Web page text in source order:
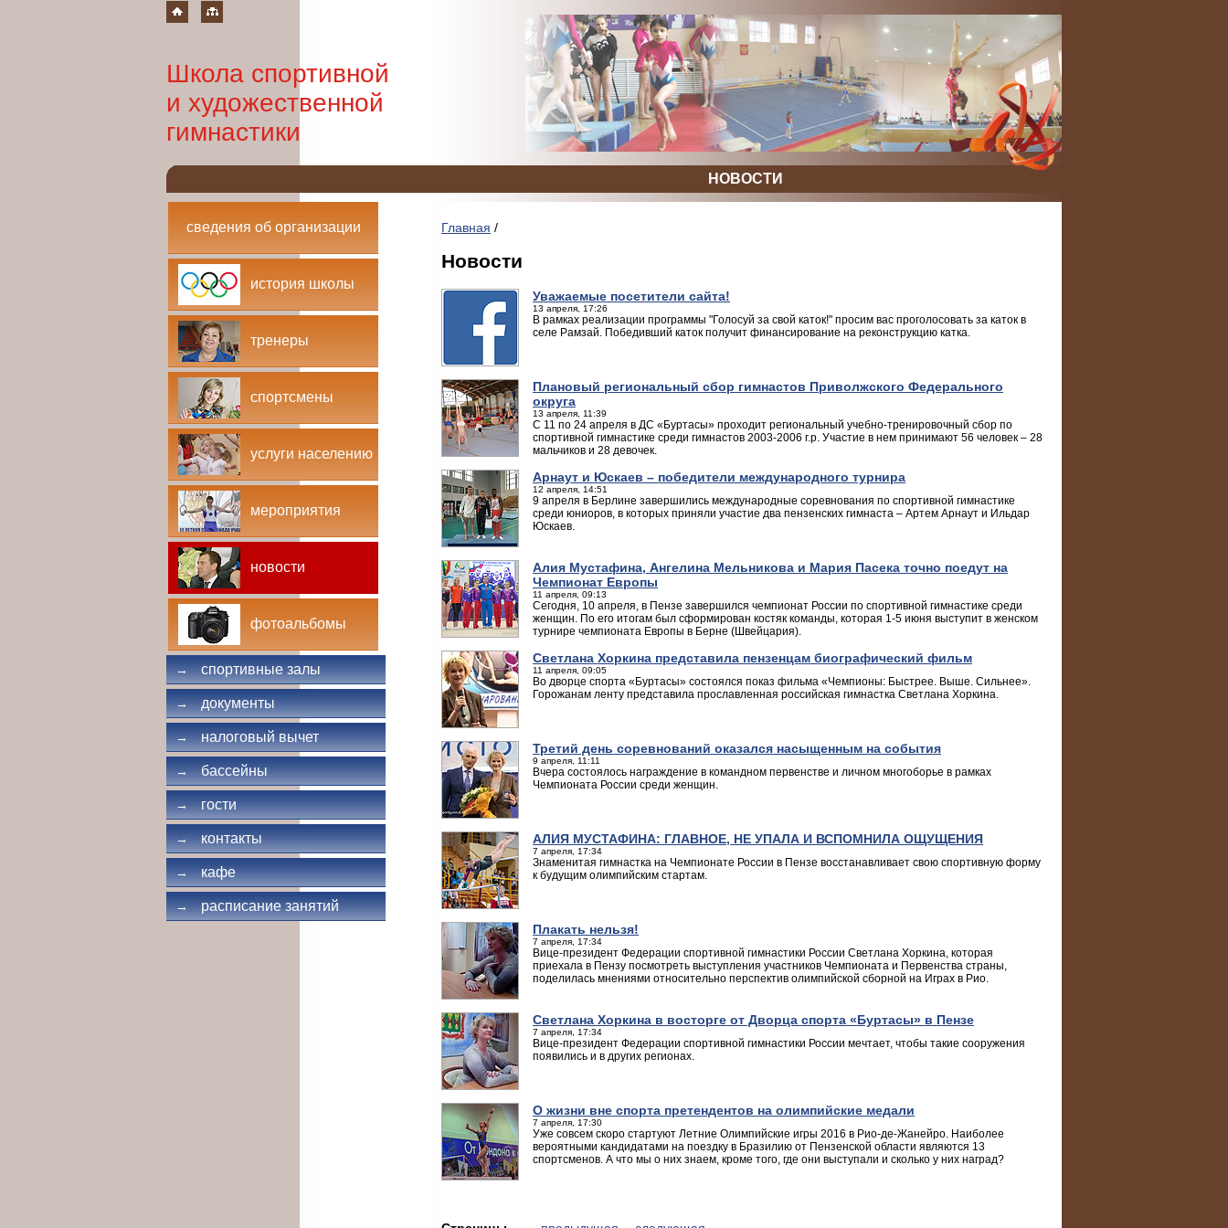
Школа спортивной
и художественной
гимнастики
НОВОСТИ
сведения об организации
история школы
тренеры
спортсмены
услуги населению
мероприятия
новости
фотоальбомы
→ спортивные залы
→ документы
→ налоговый вычет
→ бассейны
→ гости
→ контакты
→ кафе
→ расписание занятий
Главная /
Новости
Уважаемые посетители сайта!
13 апреля, 17:26
В рамках реализации программы "Голосуй за свой каток!" просим вас проголосовать за каток в
селе Рамзай. Победивший каток получит финансирование на реконструкцию катка.
Плановый региональный сбор гимнастов Приволжского Федерального
округа
13 апреля, 11:39
С 11 по 24 апреля в ДС «Буртасы» проходит региональный учебно-тренировочный сбор по
спортивной гимнастике среди гимнастов 2003-2006 г.р. Участие в нем принимают 56 человек – 28
мальчиков и 28 девочек.
Арнаут и Юскаев – победители международного турнира
12 апреля, 14:51
9 апреля в Берлине завершились международные соревнования по спортивной гимнастике
среди юниоров, в которых приняли участие два пензенских гимнаста – Артем Арнаут и Ильдар
Юскаев.
Алия Мустафина, Ангелина Мельникова и Мария Пасека точно поедут на
Чемпионат Европы
11 апреля, 09:13
Сегодня, 10 апреля, в Пензе завершился чемпионат России по спортивной гимнастике среди
женщин. По его итогам был сформирован костяк команды, которая 1-5 июня выступит в женском
турнире чемпионата Европы в Берне (Швейцария).
Светлана Хоркина представила пензенцам биографический фильм
11 апреля, 09:05
Во дворце спорта «Буртасы» состоялся показ фильма «Чемпионы: Быстрее. Выше. Сильнее».
Горожанам ленту представила прославленная российская гимнастка Светлана Хоркина.
Третий день соревнований оказался насыщенным на события
9 апреля, 11:11
Вчера состоялось награждение в командном первенстве и личном многоборье в рамках
Чемпионата России среди женщин.
АЛИЯ МУСТАФИНА: ГЛАВНОЕ, НЕ УПАЛА И ВСПОМНИЛА ОЩУЩЕНИЯ
7 апреля, 17:34
Знаменитая гимнастка на Чемпионате России в Пензе восстанавливает свою спортивную форму
к будущим олимпийским стартам.
Плакать нельзя!
7 апреля, 17:34
Вице-президент Федерации спортивной гимнастики России Светлана Хоркина, которая
приехала в Пензу посмотреть выступления участников Чемпионата и Первенства страны,
поделилась мнениями относительно перспектив олимпийской сборной на Играх в Рио.
Светлана Хоркина в восторге от Дворца спорта «Буртасы» в Пензе
7 апреля, 17:34
Вице-президент Федерации спортивной гимнастики России мечтает, чтобы такие сооружения
появились и в других регионах.
О жизни вне спорта претендентов на олимпийские медали
7 апреля, 17:30
Уже совсем скоро стартуют Летние Олимпийские игры 2016 в Рио-де-Жанейро. Наиболее
вероятными кандидатами на поездку в Бразилию от Пензенской области являются 13
спортсменов. А что мы о них знаем, кроме того, где они выступали и сколько у них наград?